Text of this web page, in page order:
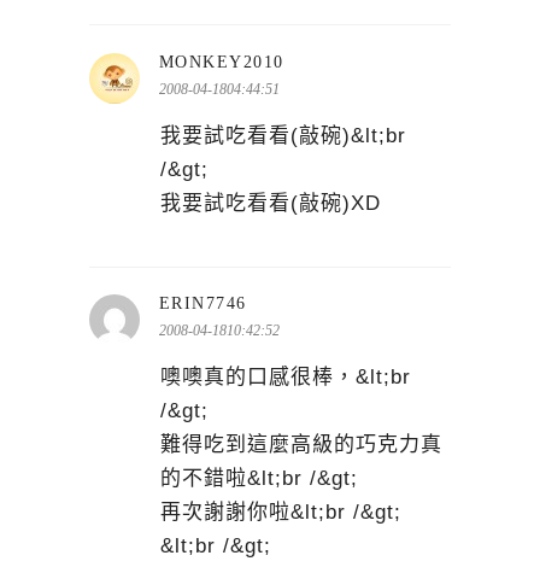
MONKEY2010
2008-04-1804:44:51
我要試吃看看(敲碗)&lt;br
/&gt;
我要試吃看看(敲碗)XD
ERIN7746
示:
2008-04-1810:42:52
噢噢真的口感很棒，&lt;br
/&gt;
難得吃到這麼高級的巧克力真
的不錯啦&lt;br /&gt;
再次謝謝你啦&lt;br /&gt;
&lt;br /&gt;